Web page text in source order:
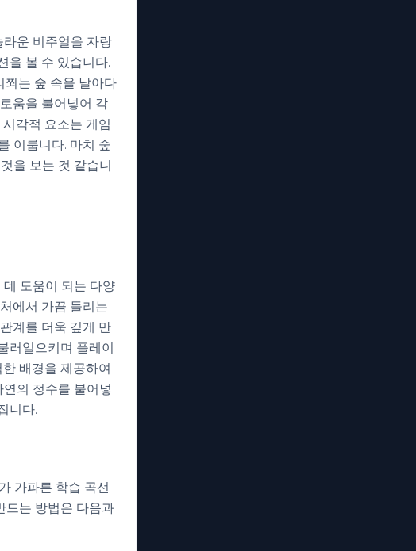
운 비주얼을 자랑
을 볼 수 있습니다.
쬐는 숲 속을 날아다
움을 불어넣어 각
각적 요소는 게임
이룹니다. 마치 숲
을 보는 것 같습니
도움이 되는 다양
에서 가끔 들리는
계를 더욱 깊게 만
러일으키며 플레이
배경을 제공하여
의 정수를 불어넣
니다.
가파른 학습 곡선
드는 방법은 다음과